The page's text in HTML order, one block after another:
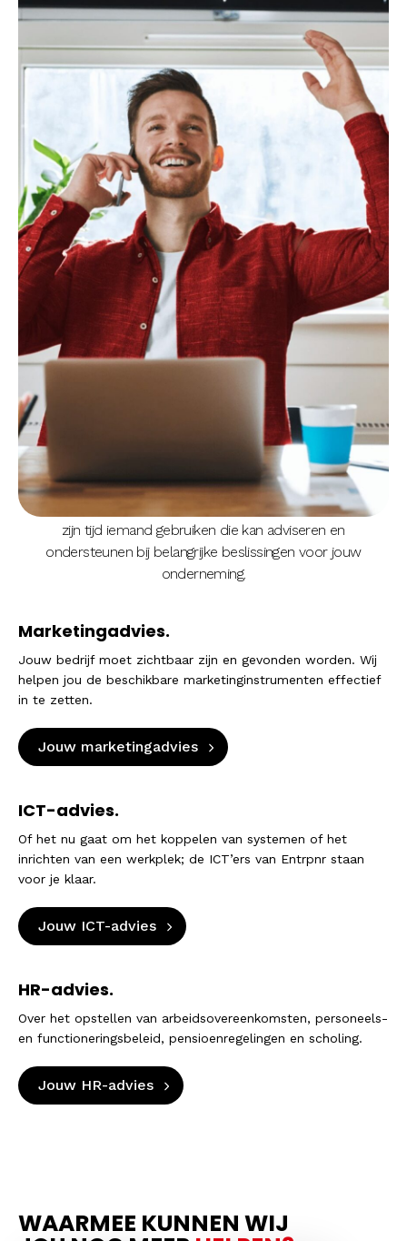
MEER OVER ONZE
ADVIESDIENSTEN.
In welke fase je ook zit als ondernemer, iedereen kan op
zijn tijd iemand gebruiken die kan adviseren en
ondersteunen bij belangrijke beslissingen voor jouw
onderneming.
Marketingadvies.
Jouw bedrijf moet zichtbaar zijn en gevonden worden. Wij
helpen jou de beschikbare marketinginstrumenten effectief
in te zetten.
Jouw marketingadvies
ICT-advies.
Of het nu gaat om het koppelen van systemen of het
inrichten van een werkplek; de ICT’ers van Entrpnr staan
voor je klaar.
Jouw ICT-advies
HR-advies.
Over het opstellen van arbeidsovereenkomsten, personeels-
en functioneringsbeleid, pensioenregelingen en scholing.
Jouw HR-advies
WAARMEE KUNNEN WIJ